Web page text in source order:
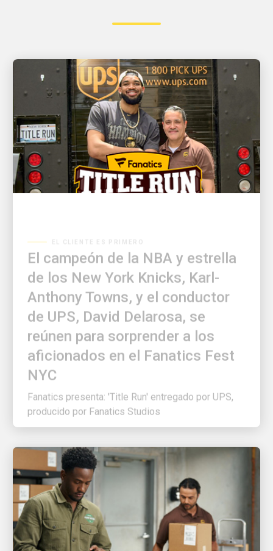
El campeón de la NBA y estrella
de los New York Knicks, Karl-
Anthony Towns, y el conductor
de UPS, David Delarosa, se
reúnen para sorprender a los
aficionados en el Fanatics Fest
NYC
Fanatics presenta: 'Title Run' entregado por UPS,
producido por Fanatics Studios